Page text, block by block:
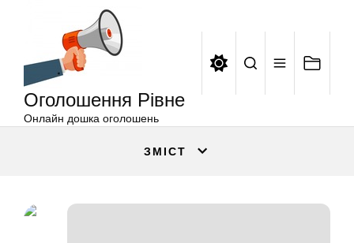
Оголошення Рівне
Онлайн дошка оголошень
ЗМІСТ